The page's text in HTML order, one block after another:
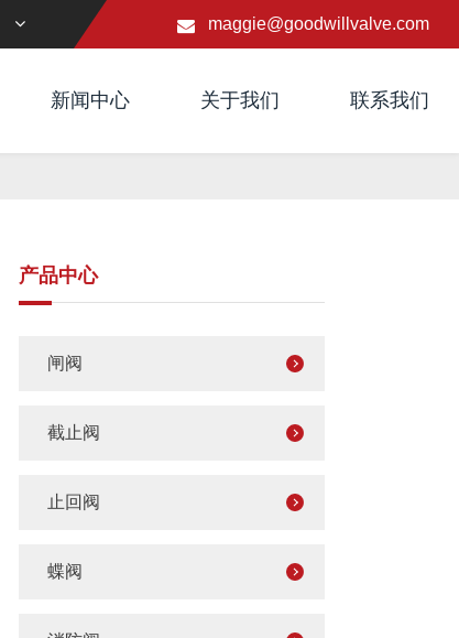
maggie@goodwillvalve.com
新闻中心 关于我们 联系我们
产品中心
闸阀
截止阀
止回阀
蝶阀